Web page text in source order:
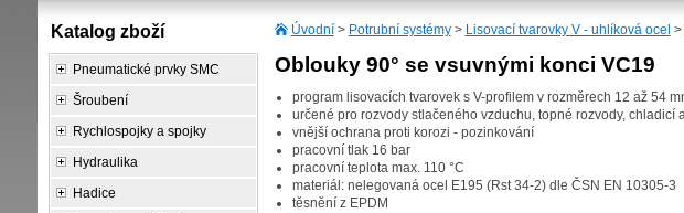
Úvodní> Potrubní systémy> Lisovací tvarovky V - uhlíková ocel >
Oblouky 90° se vsuvnými konci VC19
program lisovacích tvarovek s V-profilem v rozměrech 12 až 54
určené pro rozvody stlačeného vzduchu, topné rozvody, chladicí
vnější ochrana proti korozi - pozinkování
pracovní tlak 16 bar
pracovní teplota max. 110 °C
materiál: nelegovaná ocel E195 (Rst 34-2) dle ČSN EN 10305-3
těsnění z EPDM
Katalog zboží
Pneumatické prvky SMC
Šroubení
Rychlospojky a spojky
Hydraulika
Hadice